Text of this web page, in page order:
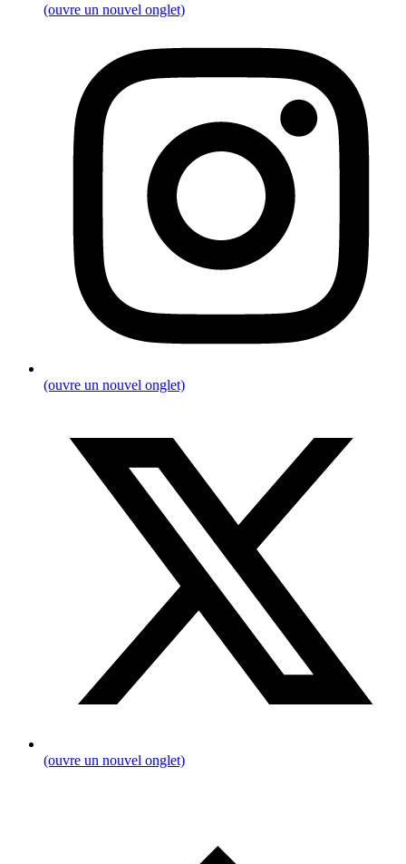
(ouvre un nouvel onglet)
(ouvre un nouvel onglet)
(ouvre un nouvel onglet)